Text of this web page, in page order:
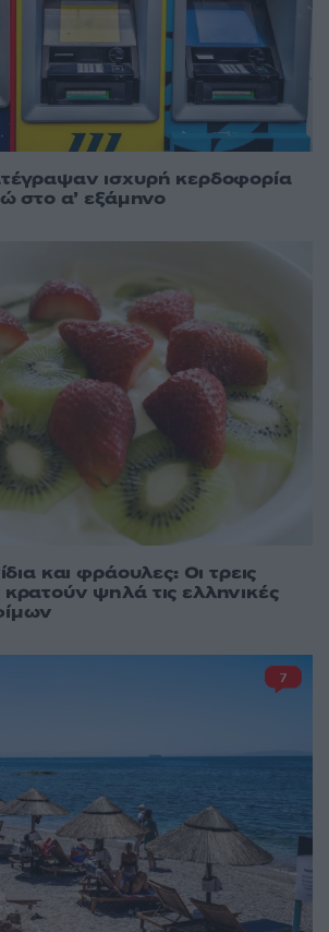
ισχυρή κερδοφορία
στο α’ εξάμηνο
και φράουλες: Οι τρεις
ψηλά τις ελληνικές
7